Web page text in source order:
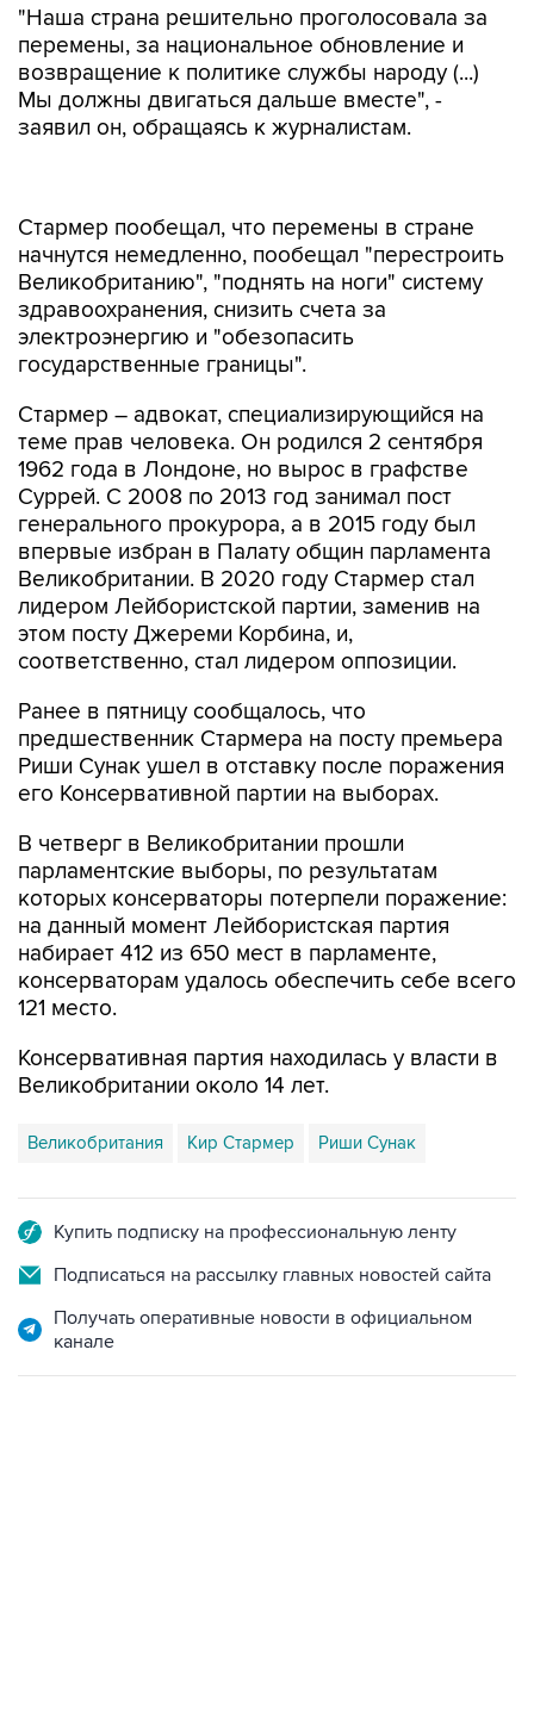
"Наша страна решительно проголосовала за
перемены, за национальное обновление и
возвращение к политике службы народу (...)
Мы должны двигаться дальше вместе", -
заявил он, обращаясь к журналистам.
Великобританию", "поднять на ноги" систему
здравоохранения, снизить счета за
электроэнергию и "обезопасить
государственные границы".
Стармер – адвокат, специализирующийся на
1962 года в Лондоне, но вырос в графстве
Суррей. С 2008 по 2013 год занимал пост
генерального прокурора, а в 2015 году был
впервые избран в Палату общин парламента
Великобритании. В 2020 году Стармер стал
лидером Лейбористской партии, заменив на
этом посту Джереми Корбина, и,
соответственно, стал лидером оппозиции.
Ранее в пятницу сообщалось, что
Риши Сунак ушел в отставку после поражения
его Консервативной партии на выборах.
В четверг в Великобритании прошли
которых консерваторы потерпели поражение:
на данный момент Лейбористская партия
набирает 412 из 650 мест в парламенте,
консерваторам удалось обеспечить себе всего
121 место.
Консервативная партия находилась у власти в
Великобритания Кир Стармер Риши Сунак
Подписаться на рассылку главных новостей сайта
Получать оперативные новости в официальном